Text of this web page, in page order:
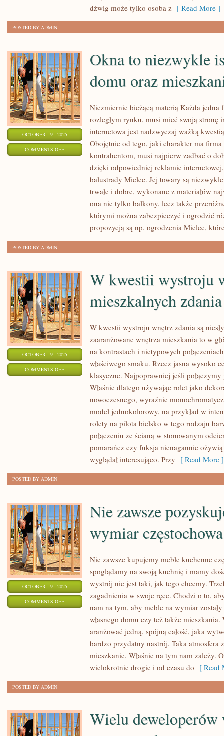
dźwig może tylko osoba z [ Read More ]
POSTED BY ADMIN
OCTOBER - 9 - 2025
COMMENTS OFFON
Okna to niezwykle
domu oraz
Niezmiernie bieżącą materią Każda jedna
rozległym rynku, musi mieć swoją stronę
internetowa jest nadzwyczaj ważką
Obojętnie od tego, jaki charakter ma
kontrahentom, musi najpierw zadbać o
dzięki odpowiedniej reklamie
balustrady Mielec. Jej towary są
trwałe i dobre, wykonane z materiałów
ona nie tylko balkony, lecz także
którymi można zabezpieczyć i ogrodzić
propozycją są np. ogrodzenia Mielec,
POSTED BY ADMIN
OCTOBER - 9 - 2025
COMMENTS OFFON
W kwestii wystroju
mieszkalnych
W kwestii wystroju wnętrz zdania są
zaaranżowane wnętrza mieszkania to w
na kontrastach i nietypowych
właściwego smaku. Rzecz jasna wysoko
klasyczne. Najpoprawniej jeśli
Właśnie dlatego używając rolet jako
nowoczesnego, wyraźnie
model jednokolorowy, na przykład w
rolety na pilota bielsko w tego rodzaju
połączeniu ze ścianą w stonowanym
pomarańcz czy fuksja nienagannie
wyglądał interesująco. Przy [ Read More ]
POSTED BY ADMIN
OCTOBER - 9 - 2025
COMMENTS OFFON
Nie zawsze
wymiar częstochowa
Nie zawsze kupujemy meble kuchenne
spoglądamy na swoją kuchnię i mamy
wystrój nie jest taki, jak tego chcemy.
zagadnienia w swoje ręce. Chodzi o to,
nam na tym, aby meble na wymiar
własnego domu czy też także
aranżować jedną, spójną całość, jaka
bardzo przydatny nastrój. Taka atmosfera
mieszkanie. Właśnie na tym nam zależy.
wielokrotnie drogie i od czasu do [ Read
POSTED BY ADMIN
Wielu deweloperów